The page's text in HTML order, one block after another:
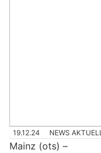
19.12.24 NEWS AKTUELL
Mainz (ots) –